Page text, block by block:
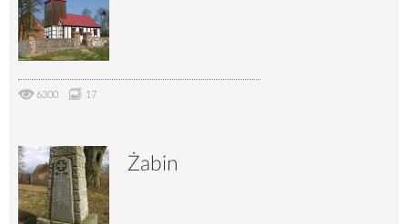
6300 17
Żabin